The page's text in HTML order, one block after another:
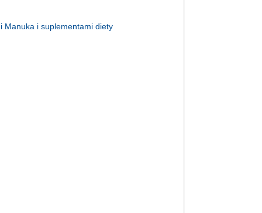
Manuka i suplementami diety